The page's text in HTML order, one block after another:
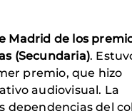
Madrid de los
(Secundaria).
premio, que hizo
audiovisual. La
dependencias del